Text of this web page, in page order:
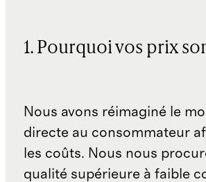
1. Pourquoi vos prix
Nous avons réimaginé le
directe au consommateur
les coûts. Nous nous
qualité supérieure à faible